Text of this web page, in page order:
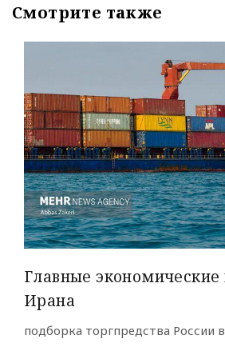
Смотрите также
Главные экономические
Ирана
подборка торгпредства России